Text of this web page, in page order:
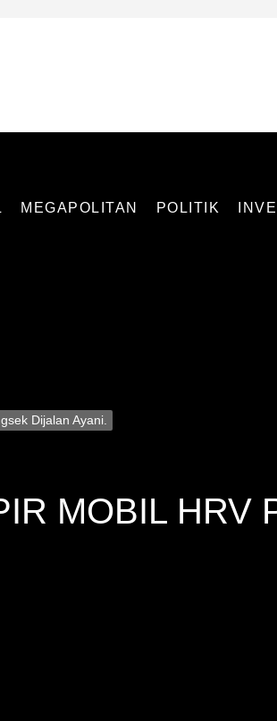
MEGAPOLITAN POLITIK
Dijalan Ayani.
MOBIL HRV